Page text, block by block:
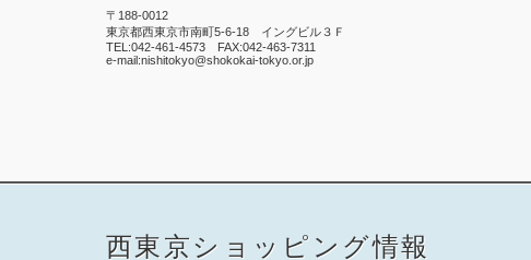
〒188-0012
東京都西東京市南町5-6-18 イングビル３Ｆ
TEL:042-461-4573 FAX:042-463-7311
e-mail:nishitokyo@shokokai-tokyo.or.jp
西東京ショッピング情報